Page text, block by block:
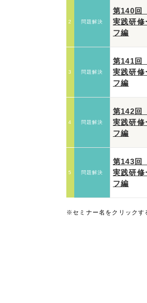
2 問題解決
第140回
実践研修
フ編
3 問題解決
第141回
実践研修
フ編
4 問題解決
第142回
実践研修
フ編
5 問題解決
第143回
実践研修
フ編
※セミナー名をクリックす